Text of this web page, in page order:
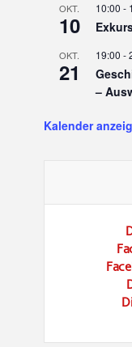
OKT.
10
10:00 -
OKT.
21
19:00 -
–
Kalender